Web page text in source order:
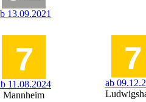
13.09.2021
11.08.2024
Mannheim
ab